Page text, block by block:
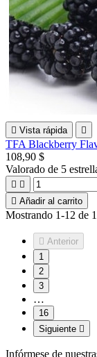
 Vista rápida 
TFA Blackberry
108,90 $
Valorado de 5
 
 Añadir al carrito
Mostrando 1-12 de
 Anterior
1
2
3
…
16
Siguiente 
Infórmese de